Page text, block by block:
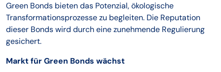
Green Bonds bieten das Potenzial, ökologische
Transformationsprozesse zu begleiten. Die Reputation
dieser Bonds wird durch eine zunehmende Regulierung
gesichert.
Markt für Green Bonds wächst